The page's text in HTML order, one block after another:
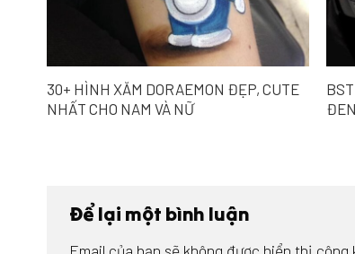
30+ HÌNH XĂM DORAEMON ĐẸP, CUTE
NHẤT CHO NAM VÀ NỮ
Để lại một bình luận